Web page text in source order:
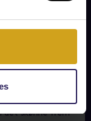
alene om denne
fremtidens
så markedet
det skønne frem